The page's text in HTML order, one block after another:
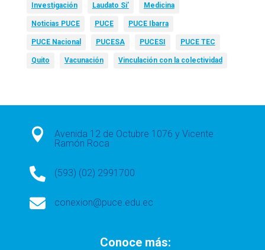
Investigación Laudato Si’ Medicina
Noticias PUCE PUCE PUCE Ibarra
PUCE Nacional PUCESA PUCESI PUCE TEC
Quito Vacunación Vinculación con la colectividad

Avenida 12 de Octubre 1076 y Vicente
Ramón Roca
 (593) (02) 2991700
 conexion@puce.edu.ec
Conoce más: